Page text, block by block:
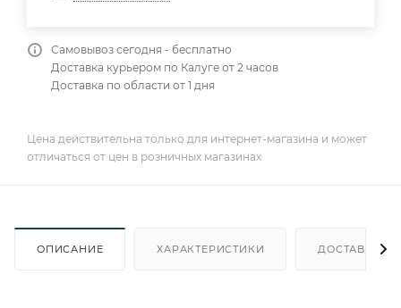
Самовывоз сегодня - бесплатно
Доставка курьером по Калуге от 2 часов
Доставка по области от 1 дня
Цена действительна только для интернет-магазина и может
отличаться от цен в розничных магазинах
ОПИСАНИЕ ХАРАКТЕРИСТИКИ ДОСТАВКА